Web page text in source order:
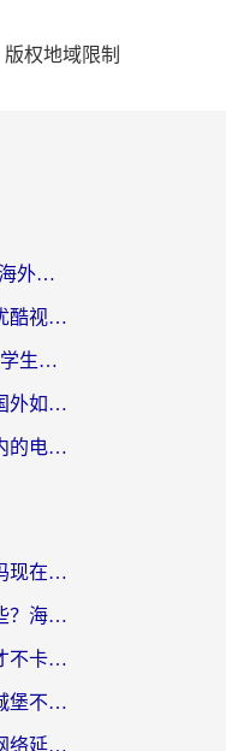
版权地域限制
在香港怎么看cba直播的？海外党体育观赛终极指南：告别版权限制，畅享中文解说
海外党别愁！国外怎么看优酷视频？一招解决追剧、看直播难题
海外可以看b站吗手机？留学生亲测有效的回国加速指南
海外党必看：腾讯视频在国外如何解除地域限制？附优酷咪咕使用指南
在国外用什么软件能看国内的电视剧啊？留学生亲测有效的回国加速方案
在欧洲可以打战双帕弥什吗现在？跨越延迟墙的实战指南
国外奇迹暖暖加速器有哪些？海外党国服游戏畅玩终极指南（附亲测推荐）
在意大利，怎么玩家国梦才不卡？这份终极加速指南请收好
美国用什么加速器玩失落城堡不卡？海外党亲测有效的国服游戏加速指南
在外国玩魔兽世界，你的网络延迟是最大的敌人